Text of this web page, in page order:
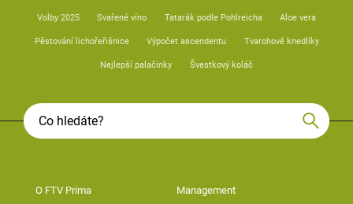
Volby 2025 Svařené víno Tatarák podle Pohlreicha Aloe vera
Pěstování lichořeřišnice Výpočet ascendentu Tvarohové knedlíky
Nejlepší palačinky Švestkový koláč
O FTV Prima Management